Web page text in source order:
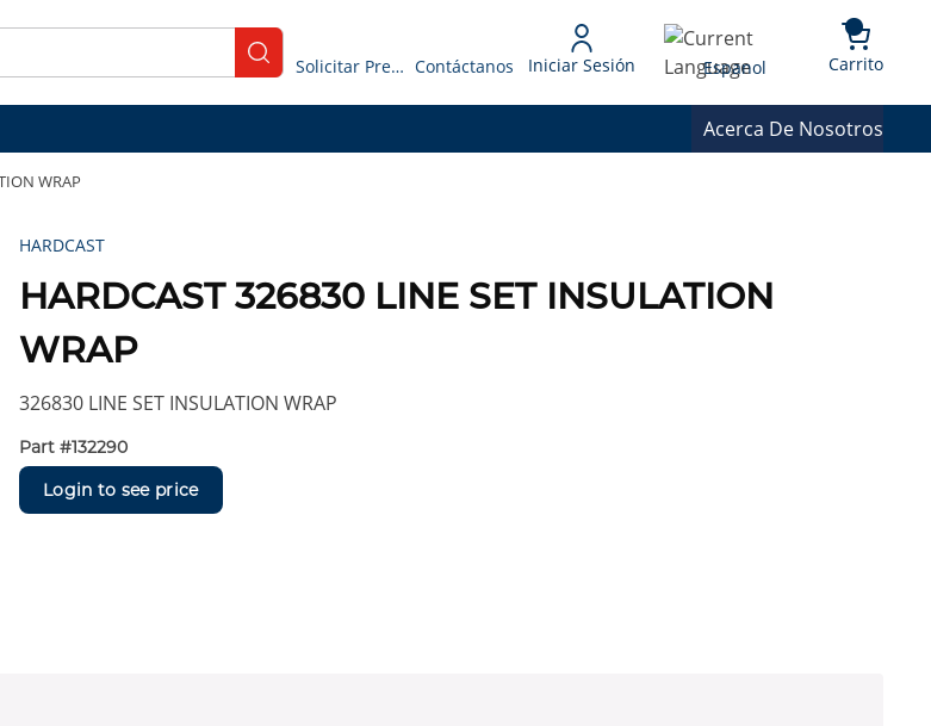
submit search
Solicitar Presupuesto Contáctanos Iniciar Sesión Language
Espanol Carrito{0}
Acerca De Nosotros
WRAP
HARDCAST
HARDCAST 326830 LINE SET INSULATION
WRAP
326830 LINE SET INSULATION WRAP
Part #132290
Login to see price